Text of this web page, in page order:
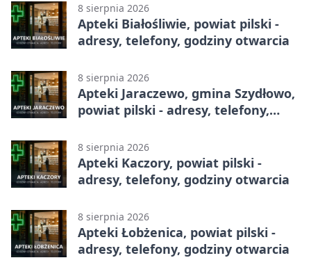
8 sierpnia 2026
Apteki Białośliwie, powiat pilski -
adresy, telefony, godziny otwarcia
8 sierpnia 2026
Apteki Jaraczewo, gmina Szydłowo,
powiat pilski - adresy, telefony,
8 sierpnia 2026
Apteki Kaczory, powiat pilski -
adresy, telefony, godziny otwarcia
8 sierpnia 2026
Apteki Łobżenica, powiat pilski -
adresy, telefony, godziny otwarcia